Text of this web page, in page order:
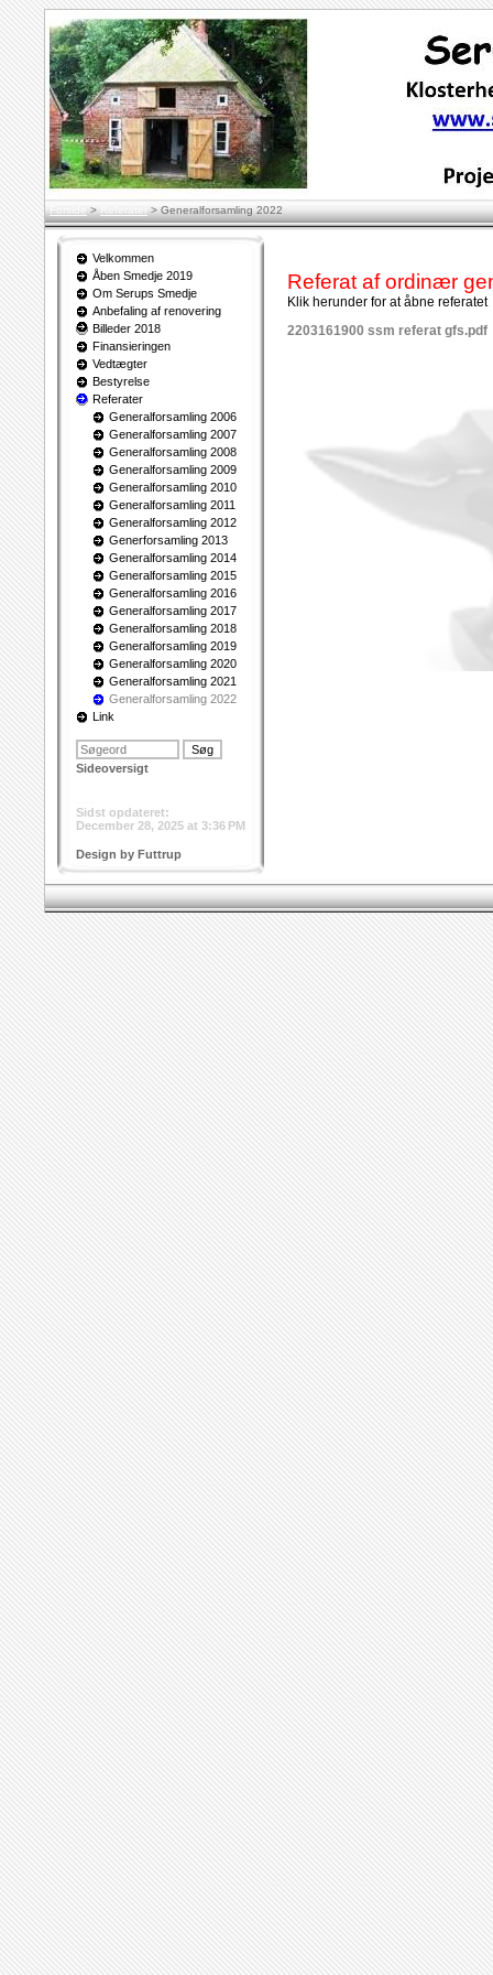
Forside > Referater > Generalforsamling 2022
Velkommen
Åben Smedje 2019
Om Serups Smedje
Anbefaling af renovering
Billeder 2018
Finansieringen
Vedtægter
Bestyrelse
Referater
Generalforsamling 2006
Generalforsamling 2007
Generalforsamling 2008
Generalforsamling 2009
Generalforsamling 2010
Generalforsamling 2011
Generalforsamling 2012
Generforsamling 2013
Generalforsamling 2014
Generalforsamling 2015
Generalforsamling 2016
Generalforsamling 2017
Generalforsamling 2018
Generalforsamling 2019
Generalforsamling 2020
Generalforsamling 2021
Generalforsamling 2022
Link
Sideoversigt
Sidst opdateret:
December 28, 2025 at 3:36 PM
Design by Futtrup
Referat af ordinær
Klik herunder for at åbne referatet
2203161900 ssm referat gfs.pdf